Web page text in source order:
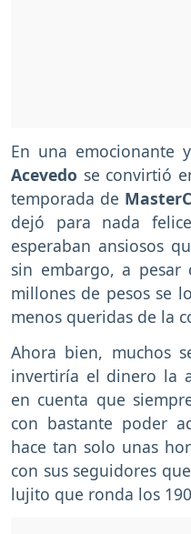
En una emocionante
Acevedo se convirtió
temporada de
dejó para nada
esperaban ansiosos
sin embargo, a
millones de pesos se
menos queridas de la
Ahora bien, muchos
invertiría el dinero la
en cuenta que
con bastante poder
hace tan solo unas
con sus seguidores
lujito que ronda los